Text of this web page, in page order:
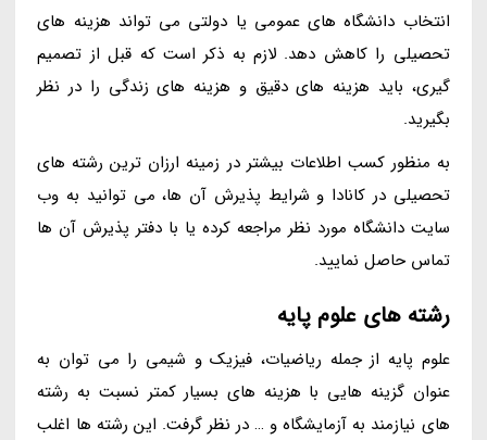
انتخاب دانشگاه های عمومی یا دولتی می تواند هزینه های
تحصیلی را کاهش دهد. لازم به ذکر است که قبل از تصمیم
گیری، باید هزینه های دقیق و هزینه های زندگی را در نظر
بگیرید.
به منظور کسب اطلاعات بیشتر در زمینه ارزان ترین رشته های
تحصیلی در کانادا و شرایط پذیرش آن ها، می توانید به وب
سایت دانشگاه مورد نظر مراجعه کرده یا با دفتر پذیرش آن ها
تماس حاصل نمایید.
رشته های علوم پایه
علوم پایه از جمله ریاضیات، فیزیک و شیمی را می توان به
عنوان گزینه هایی با هزینه های بسیار کمتر نسبت به رشته
های نیازمند به آزمایشگاه و … در نظر گرفت. این رشته ها اغلب